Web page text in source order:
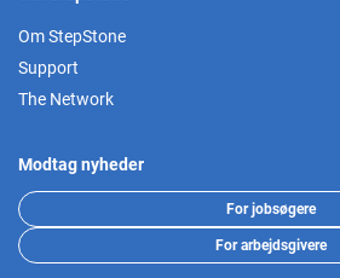
Om StepStone
Support
The Network
Modtag nyheder
For jobsøgere
For arbejdsgivere